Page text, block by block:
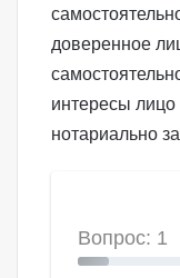
доверенное
интересы лицо
нотариально